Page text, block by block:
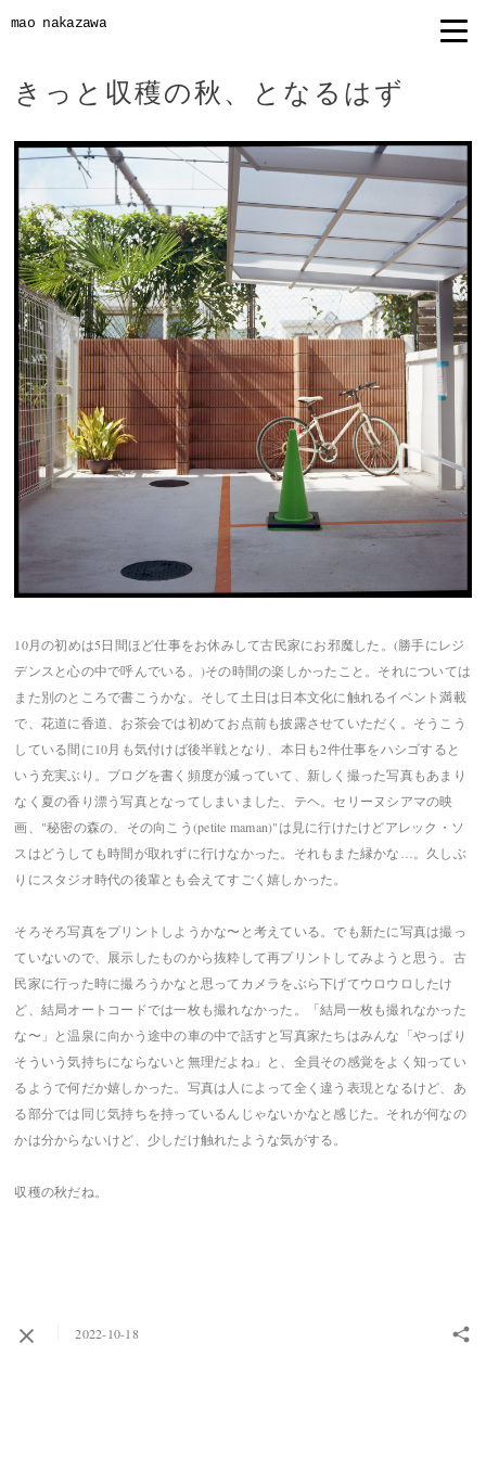
mao nakazawa
きっと収穫の秋、となるはず
10月の初めは5日間ほど仕事をお休みして古民家にお邪魔した。(勝手にレジ
デンスと心の中で呼んでいる。)その時間の楽しかったこと。それについては
また別のところで書こうかな。そして土日は日本文化に触れるイベント満載
で、花道に香道、お茶会では初めてお点前も披露させていただく。そうこう
している間に10月も気付けば後半戦となり、本日も2件仕事をハシゴすると
いう充実ぶり。ブログを書く頻度が減っていて、新しく撮った写真もあまり
なく夏の香り漂う写真となってしまいました、テヘ。セリーヌシアマの映
画、"秘密の森の、その向こう(petite maman)"は見に行けたけどアレック・ソ
スはどうしても時間が取れずに行けなかった。それもまた縁かな…。久しぶ
りにスタジオ時代の後輩とも会えてすごく嬉しかった。
そろそろ写真をプリントしようかな〜と考えている。でも新たに写真は撮っ
ていないので、展示したものから抜粋して再プリントしてみようと思う。古
民家に行った時に撮ろうかなと思ってカメラをぶら下げてウロウロしたけ
ど、結局オートコードでは一枚も撮れなかった。「結局一枚も撮れなかった
な〜」と温泉に向かう途中の車の中で話すと写真家たちはみんな「やっぱり
そういう気持ちにならないと無理だよね」と、全員その感覚をよく知ってい
るようで何だか嬉しかった。写真は人によって全く違う表現となるけど、あ
る部分では同じ気持ちを持っているんじゃないかなと感じた。それが何なの
かは分からないけど、少しだけ触れたような気がする。
収穫の秋だね。
2022-10-18